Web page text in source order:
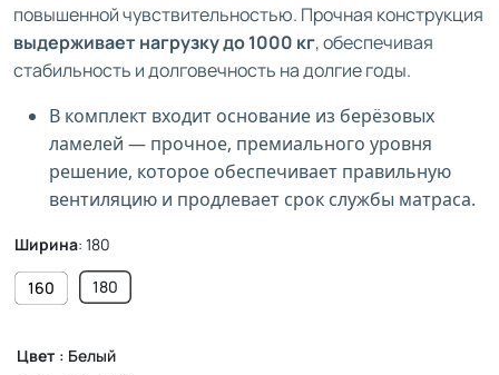
повышенной чувствительностью. Прочная конструкция
выдерживает нагрузку до 1000 кг, обеспечивая
стабильность и долговечность на долгие годы.
В комплект входит основание из берёзовых
ламелей — прочное, премиального уровня
решение, которое обеспечивает правильную
вентиляцию и продлевает срок службы матраса.
Ширина: 180
160 180
Цвет : Белый